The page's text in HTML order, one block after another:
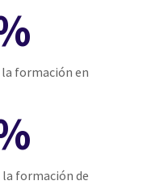
formación en
formación de